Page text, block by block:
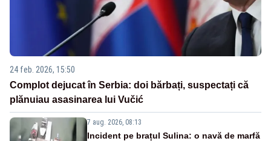
24 feb. 2026, 15:50
Complot dejucat în Serbia: doi bărbați, suspectați că
plănuiau asasinarea lui Vučić
7 aug. 2026, 08:13
Incident pe brațul Sulina: o navă de marfă